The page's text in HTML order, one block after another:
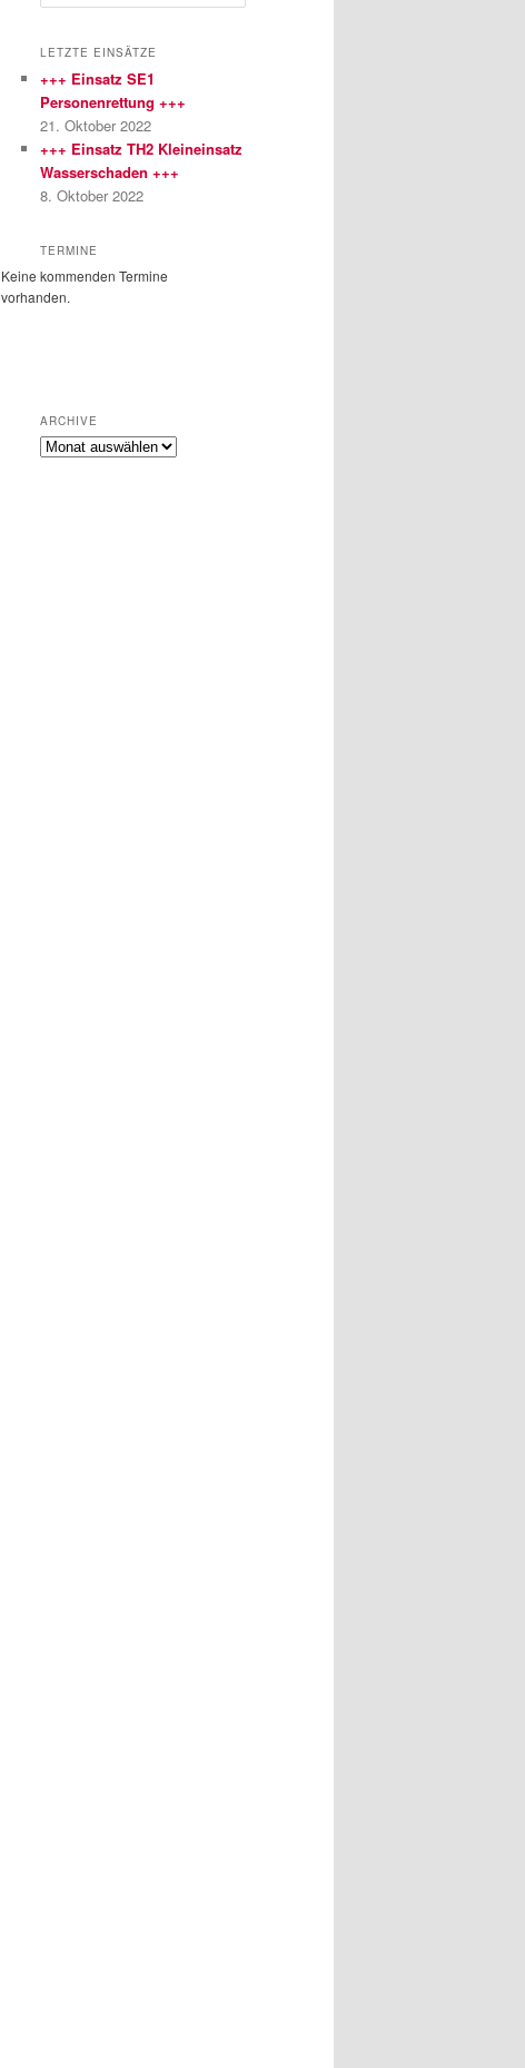
u
h
n
LETZTE EINSÄTZE
+++ Einsatz SE1
Personenrettung +++
21. Oktober 2022
+++ Einsatz TH2 Kleineinsatz
Wasserschaden +++
8. Oktober 2022
TERMINE
Keine kommenden Termine
vorhanden.
ARCHIVE
Archive